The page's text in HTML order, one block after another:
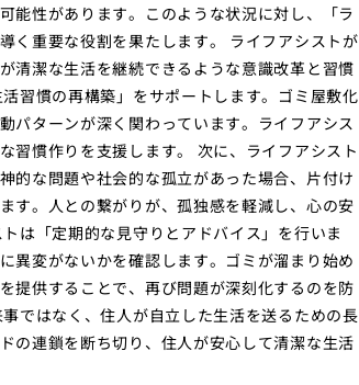
能性があります。このような状況に対し、「ラ
く重要な役割を果たします。 ライフアシストが
清潔な生活を継続できるような意識改革と習慣
習慣の再構築」をサポートします。ゴミ屋敷化
パターンが深く関わっています。ライフアシス
習慣作りを支援します。 次に、ライフアシスト
的な問題や社会的な孤立があった場合、片付け
す。人との繋がりが、孤独感を軽減し、心の安
は「定期的な見守りとアドバイス」を行いま
異変がないかを確認します。ゴミが溜まり始め
提供することで、再び問題が深刻化するのを防
ではなく、住人が自立した生活を送るための長
の連鎖を断ち切り、住人が安心して清潔な生活